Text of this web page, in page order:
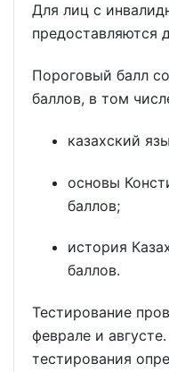
Для лиц с
предоставляются
Пороговый балл
баллов, в том
казахский
основы
баллов;
история
баллов.
Тестирование
феврале и
тестирования